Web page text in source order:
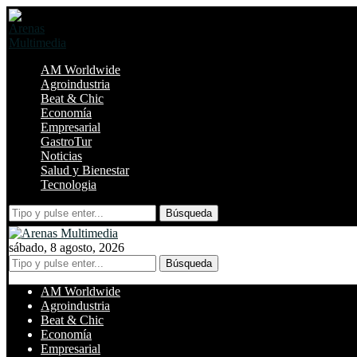
AM Worldwide
Agroindustria
Beat & Chic
Economía
Empresarial
GastroTur
Noticias
Salud y Bienestar
Tecnologia
Búsqueda
sábado, 8 agosto, 2026
Búsqueda
AM Worldwide
Agroindustria
Beat & Chic
Economía
Empresarial